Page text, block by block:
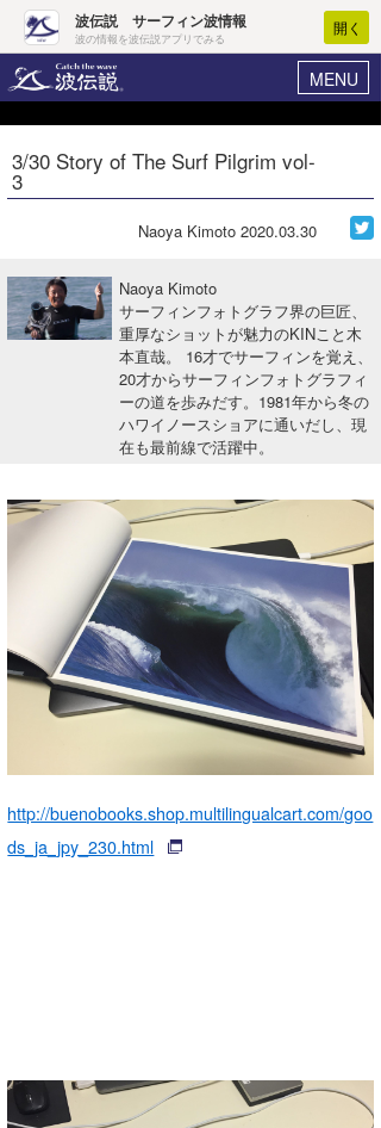
波伝説 サーフィン波情報
波の情報を波伝説アプリでみる
開く
MENU
ヘルプ マイホーム
ログイン
波情報･概況
WAVE HUNTER波予想ツール
サーフィンエリアガイド
会員メニュー
今月のプレゼント
3/30 Story of The Surf Pilgrim vol-
3
Naoya Kimoto 2020.03.30
Naoya Kimoto
サーフィンフォトグラフ界の巨匠、
重厚なショットが魅力のKINこと木
本直哉。 16才でサーフィンを覚え、
20才からサーフィンフォトグラフィ
ーの道を歩みだす。1981年から冬の
ハワイノースショアに通いだし、現
在も最前線で活躍中。
http://buenobooks.shop.multilingualcart.com/goo
ds_ja_jpy_230.html
Core Surf Japan
アート＆エンタメ
ショップ情報
ショップ情報
千葉北
伊豆
千葉南
沖縄
ウラナミ
お知らせ
その他
ルール＆How to
VOTE!
Core Surf Japan